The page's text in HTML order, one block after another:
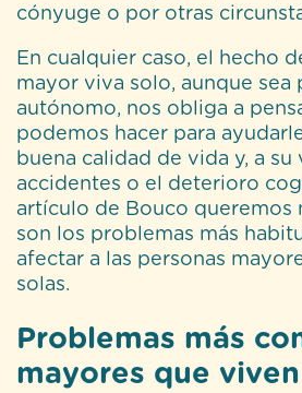
cónyuge o por otras
En cualquier caso, el hecho
mayor viva solo, aunque sea
autónomo, nos obliga a
podemos hacer para
buena calidad de vida y, a su
accidentes o el deterioro
artículo de Bouco queremos
son los problemas más
afectar a las personas
solas.
Problemas más
mayores que